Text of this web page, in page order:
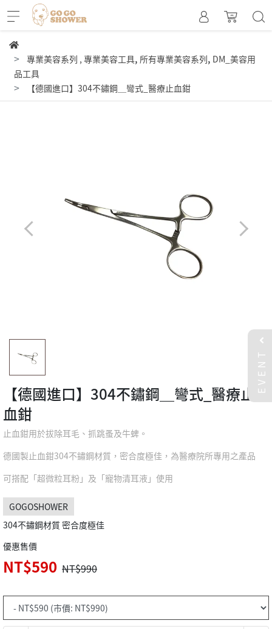
專業美容系列 , 專業美容工具, 所有專業美容系列, DM_美容用
品工具
【德國進口】304不鏽鋼＿彎式_醫療止血鉗
【德國進口】304不鏽鋼＿彎式_醫療止
血鉗
止血鉗用於拔除耳毛、抓跳蚤及牛蜱。
德國製止血鉗304不鏽鋼材質，密合度極佳，為醫療院所專用之產品
可搭配「超微粒耳粉」及「寵物清耳液」使用
GOGOSHOWER
304不鏽鋼材質 密合度極佳
優惠售價
NT$590 NT$990
EVENT